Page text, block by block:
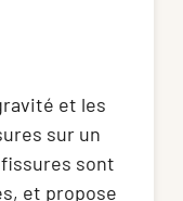
et les
sur un
sont
et propose